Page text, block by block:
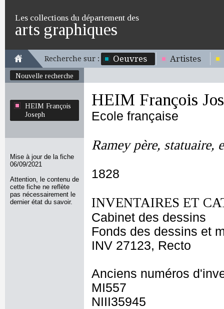
Les collections du département des
arts graphiques
Recherche sur : Oeuvres Artistes
Nouvelle recherche
HEIM François
Joseph
Mise à jour de la fiche
06/09/2021
Attention, le contenu de
cette fiche ne reflète
pas nécessairement le
dernier état du savoir.
HEIM François
Ecole française
Ramey père, statuaire,
1828
INVENTAIRES ET
Cabinet des dessins
Fonds des dessins et
INV 27123, Recto
Anciens numéros
MI557
NIII35945